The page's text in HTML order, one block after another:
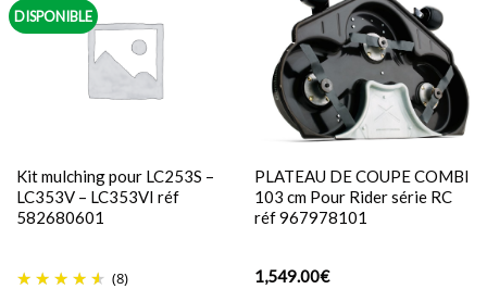
DISPONIBLE
Kit mulching pour LC253S –
LC353V – LC353VI réf
582680601
(8)
PLATEAU DE COUPE COMBI
103 cm Pour Rider série RC
réf 967978101
1,549.00€